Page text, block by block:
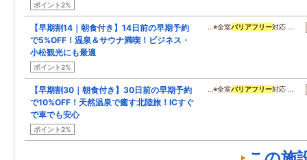
ポイント2%
【早期割14｜朝食付き】14日前の早期予約
で5%OFF！温泉＆サウナ満喫！ビジネス・
小松観光にも最適
ポイント2%
…※全室バリアフリー対応 …
【早期割30｜朝食付き】30日前の早期予約
で10%OFF！天然温泉で癒す北陸旅！ICすぐ
で車でも安心
ポイント2%
…※全室バリアフリー対応 …